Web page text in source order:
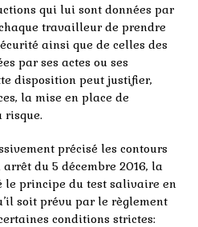
qui lui sont données par
travailleur de prendre
ainsi que de celles des
par ses actes ou ses
disposition peut justifier,
la mise en place de
risque.
précisé les contours
du 5 décembre 2016, la
le principe du test salivaire en
soit prévu par le règlement
conditions strictes: